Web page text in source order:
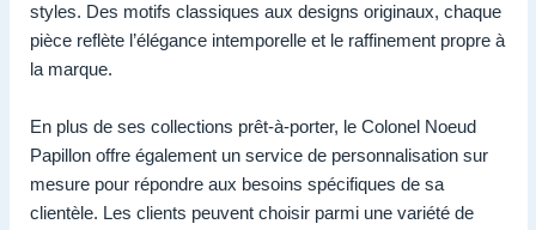
styles. Des motifs classiques aux designs originaux, chaque
pièce reflète l’élégance intemporelle et le raffinement propre à
la marque.
En plus de ses collections prêt-à-porter, le Colonel Noeud
Papillon offre également un service de personnalisation sur
mesure pour répondre aux besoins spécifiques de sa
clientèle. Les clients peuvent choisir parmi une variété de